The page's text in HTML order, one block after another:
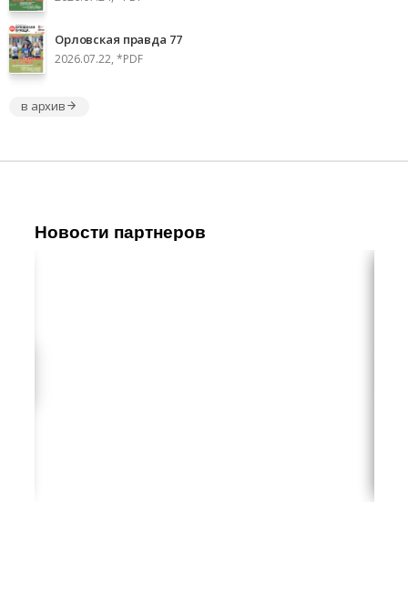
Орловская правда 77
2026.07.22, *PDF
в архив
Новости партнеров